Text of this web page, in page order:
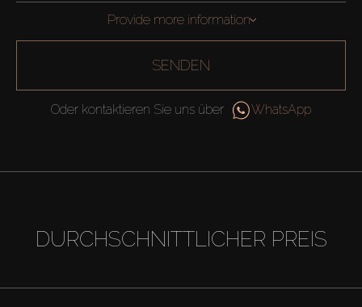
Provide more information
SENDEN
Oder kontaktieren Sie uns über WhatsApp
DURCHSCHNITTLICHER PREIS